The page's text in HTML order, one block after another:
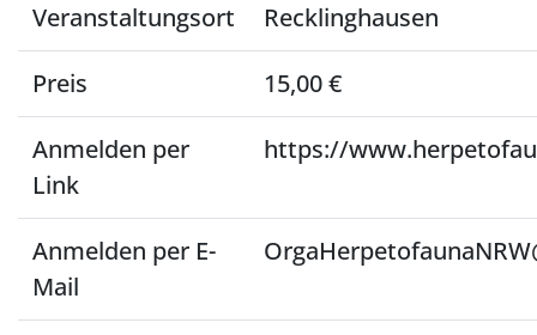
Veranstaltungsort Recklinghausen
Preis 15,00 €
Anmelden per
Link
https://
Anmelden per E-
Mail